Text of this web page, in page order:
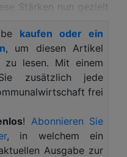
Stärken nun gezielt
die estnische
Partnern
der zunehmenden
an der
entgegenwirken
bereits Interesse
werden.
kaufen oder ein
, um diesen Artikel
lesen. Mit einem
zusätzlich jede
frei
! Abonnieren Sie
, in welchem ein
Ausgabe zur